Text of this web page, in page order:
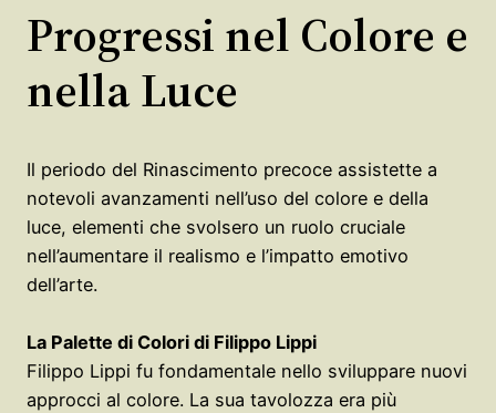
Progressi nel Colore e
nella Luce
Il periodo del Rinascimento precoce assistette a
notevoli avanzamenti nell’uso del colore e della
luce, elementi che svolsero un ruolo cruciale
nell’aumentare il realismo e l’impatto emotivo
dell’arte.
La Palette di Colori di Filippo Lippi
Filippo Lippi fu fondamentale nello sviluppare nuovi
approcci al colore. La sua tavolozza era più